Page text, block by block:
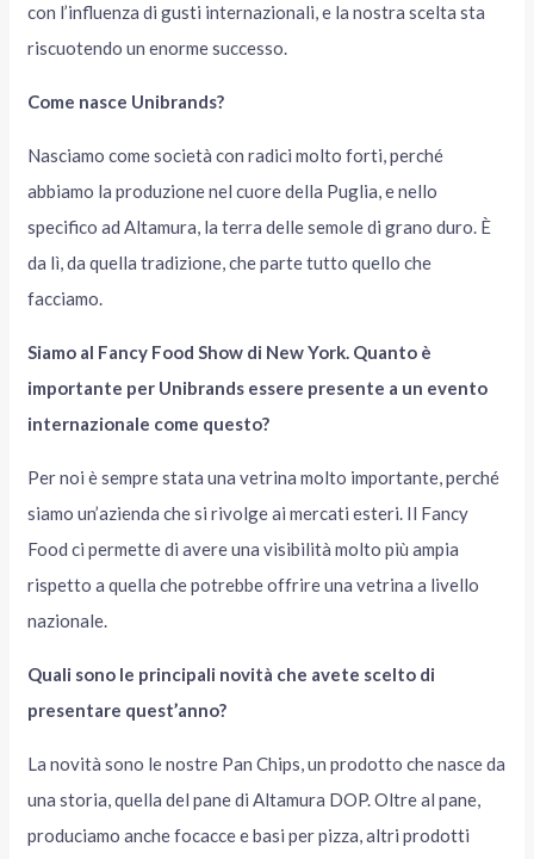
con l’influenza di gusti internazionali, e la nostra scelta sta
riscuotendo un enorme successo.
Come nasce Unibrands?
Nasciamo come società con radici molto forti, perché
abbiamo la produzione nel cuore della Puglia, e nello
specifico ad Altamura, la terra delle semole di grano duro. È
da lì, da quella tradizione, che parte tutto quello che
facciamo.
Siamo al Fancy Food Show di New York. Quanto è
importante per Unibrands essere presente a un evento
internazionale come questo?
Per noi è sempre stata una vetrina molto importante, perché
siamo un’azienda che si rivolge ai mercati esteri. Il Fancy
Food ci permette di avere una visibilità molto più ampia
rispetto a quella che potrebbe offrire una vetrina a livello
nazionale.
Quali sono le principali novità che avete scelto di
presentare quest’anno?
La novità sono le nostre Pan Chips, un prodotto che nasce da
una storia, quella del pane di Altamura DOP. Oltre al pane,
produciamo anche focacce e basi per pizza, altri prodotti